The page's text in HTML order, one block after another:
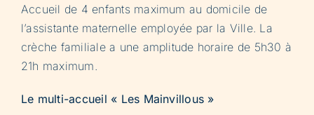
Accueil de 4 enfants maximum au domicile de
l’assistante maternelle employée par la Ville. La
crèche familiale a une amplitude horaire de 5h30 à
21h maximum.
Le multi-accueil « Les Mainvillous »